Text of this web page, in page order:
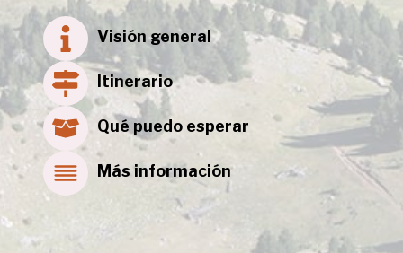
Visión general
Itinerario
Qué puedo esperar
Más información